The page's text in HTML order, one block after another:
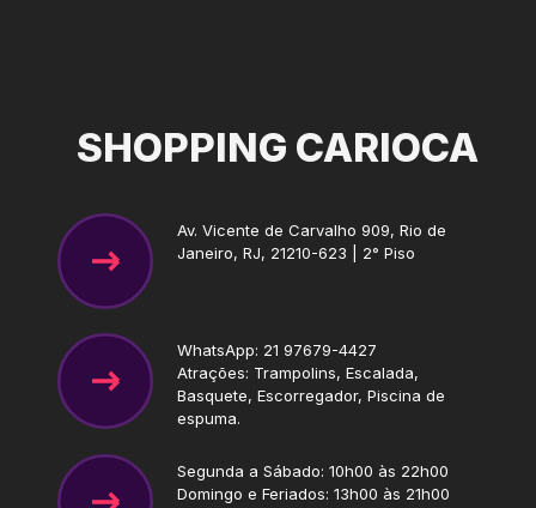
SHOPPING CARIOCA
Av. Vicente de Carvalho 909, Rio de
Janeiro, RJ, 21210-623 | 2° Piso
WhatsApp: 21 97679-4427
Atrações: Trampolins, Escalada,
Basquete, Escorregador, Piscina de
espuma.
Segunda a Sábado: 10h00 às 22h00
Domingo e Feriados: 13h00 às 21h00